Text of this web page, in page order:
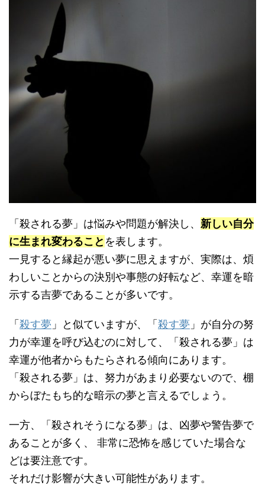
「殺される夢」は悩みや問題が解決し、 新しい自分
に生まれ変わること を表します。
一見すると縁起が悪い夢に思えますが、実際は、煩
わしいことからの決別や事態の好転など、幸運を暗
示する吉夢であることが多いです。
「殺す夢 」と似ていますが、「殺す夢 」が自分の努
力が幸運を呼び込むのに対して、「殺される夢」は
幸運が他者からもたらされる傾向にあります。
「殺される夢」は、努力があまり必要ないので、棚
からぼたもち的な暗示の夢と言えるでしょう。
一方、「殺されそうになる夢」は、凶夢や警告夢で
あることが多く、 非常に恐怖を感じていた場合な
どは要注意です。
それだけ影響が大きい可能性があります。